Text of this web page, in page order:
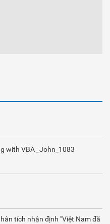
with VBA _John_1083
tích nhận định "Việt Nam đã